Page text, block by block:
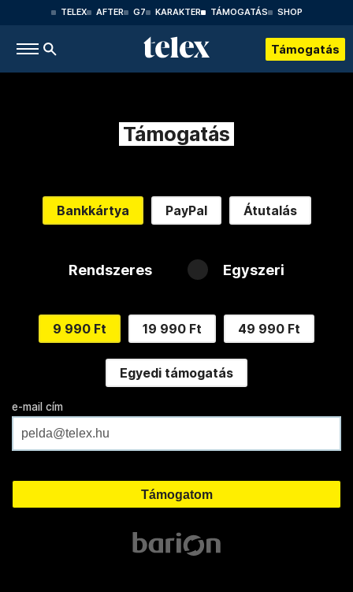
TELEX AFTER G7 KARAKTER TÁMOGATÁS SHOP
Támogatás
Támogatás
Bankkártya PayPal Átutalás
Rendszeres Egyszeri
9 990 Ft 19 990 Ft 49 990 Ft
Egyedi támogatás
e-mail cím